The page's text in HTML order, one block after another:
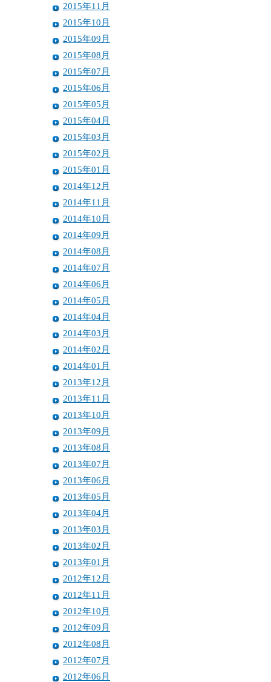
2015年11月
2015年10月
2015年09月
2015年08月
2015年07月
2015年06月
2015年05月
2015年04月
2015年03月
2015年02月
2015年01月
2014年12月
2014年11月
2014年10月
2014年09月
2014年08月
2014年07月
2014年06月
2014年05月
2014年04月
2014年03月
2014年02月
2014年01月
2013年12月
2013年11月
2013年10月
2013年09月
2013年08月
2013年07月
2013年06月
2013年05月
2013年04月
2013年03月
2013年02月
2013年01月
2012年12月
2012年11月
2012年10月
2012年09月
2012年08月
2012年07月
2012年06月